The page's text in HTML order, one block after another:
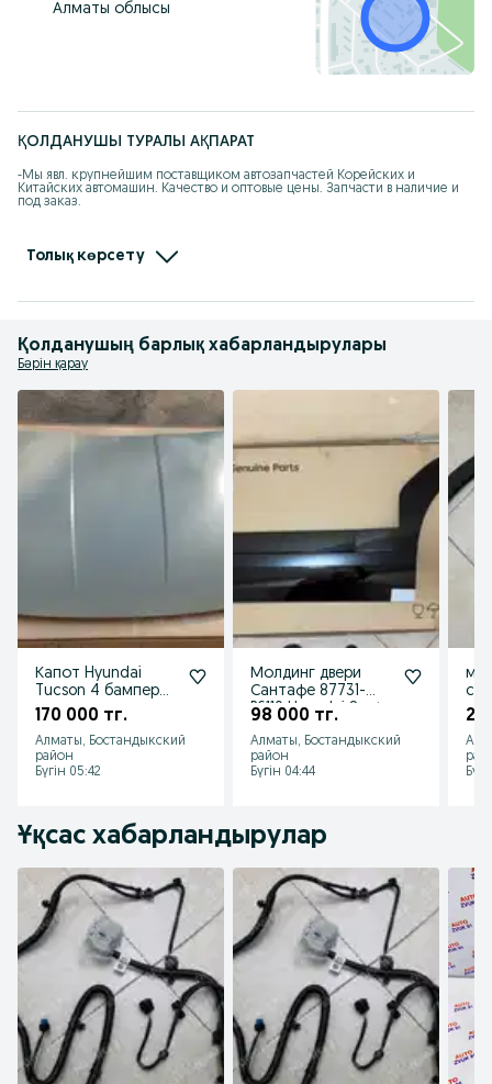
Алматы облысы
ҚОЛДАНУШЫ ТУРАЛЫ АҚПАРАТ
-Мы явл. крупнейшим поставщиком автозапчастей Корейских и
Китайских автомашин. Качество и оптовые цены. Запчасти в наличие и
под заказ.
- Действует покупка в рассрочку.
Толық көрсету
Қолданушың барлық хабарландырулары
Бәрін қарау
Капот Hyundai
Tucson 4 бампер
телевизор
хендай туксон
170 000 тг.
Алматы, Бостандыкский
район
Бүгін 05:42
Молдинг двери
Сантафе 87731-
P6110 Hyundai Santa
98 000 тг.
Алматы, Бостандыкский
район
Бүгін 04:44
25
Ұқсас хабарландырулар